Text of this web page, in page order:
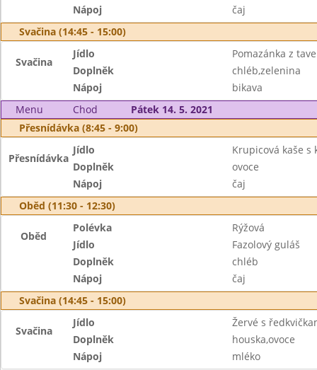
Nápoj
čaj
Svačina (14:45 - 15:00)
Svačina
Jídlo
Pomazánka z
Doplněk
chléb,zelenina
Nápoj
bikava
Menu
Chod
Pátek 14. 5. 2021
Přesnídávka (8:45 - 9:00)
Přesnídávka
Jídlo
Krupicová kaše s
Doplněk
ovoce
Nápoj
čaj
Oběd (11:30 - 12:30)
Oběd
Polévka
Rýžová
Jídlo
Fazolový guláš
Doplněk
chléb
Nápoj
čaj
Svačina (14:45 - 15:00)
Svačina
Jídlo
Žervé s
Doplněk
houska,ovoce
Nápoj
mléko